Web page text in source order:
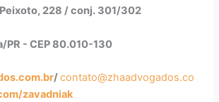
228 / conj. 301/302
- CEP 80.010-130
/contato@zhaadvogados.co
zavadniak